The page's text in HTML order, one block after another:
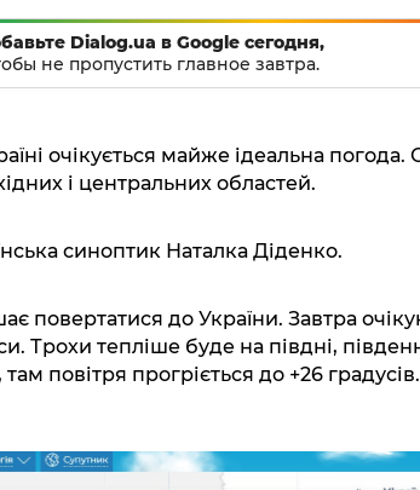
Dialog.ua в Google сегодня,
не пропустить главное завтра.
очікується майже ідеальна погода.
і центральних областей.
синоптик Наталка Діденко.
повертатися до України. Завтра
Трохи тепліше буде на півдні,
повітря прогріється до +26 градусів.